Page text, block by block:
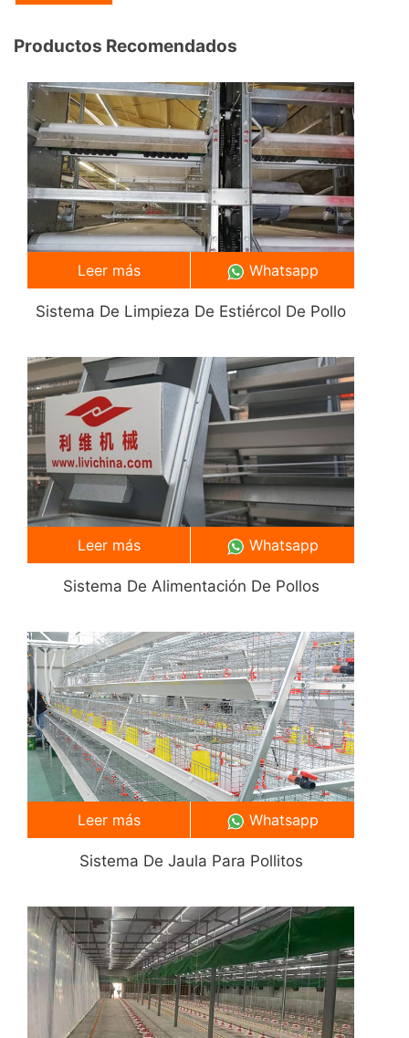
Productos Recomendados
Sistema De Limpieza De Estiércol De Pollo
Leer más Whatsapp
Sistema De Alimentación De Pollos
Leer más Whatsapp
Sistema De Jaula Para Pollitos
Leer más Whatsapp